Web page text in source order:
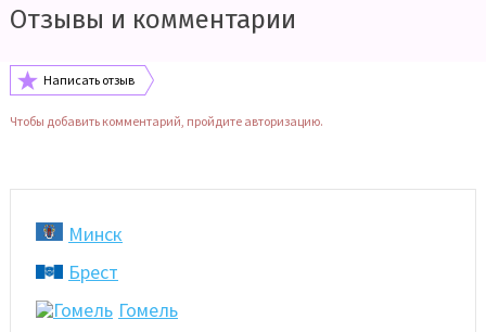
Отзывы и комментарии
Написать отзыв
Чтобы добавить комментарий, пройдите авторизацию.
Минск
Брест
Гомель